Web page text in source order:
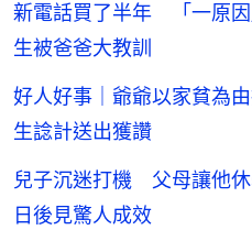
新電話買了半年 「一原
生被爸爸大教訓
好人好事｜爺爺以家貧為
生諗計送出獲讚
兒子沉迷打機 父母讓他
日後見驚人成效